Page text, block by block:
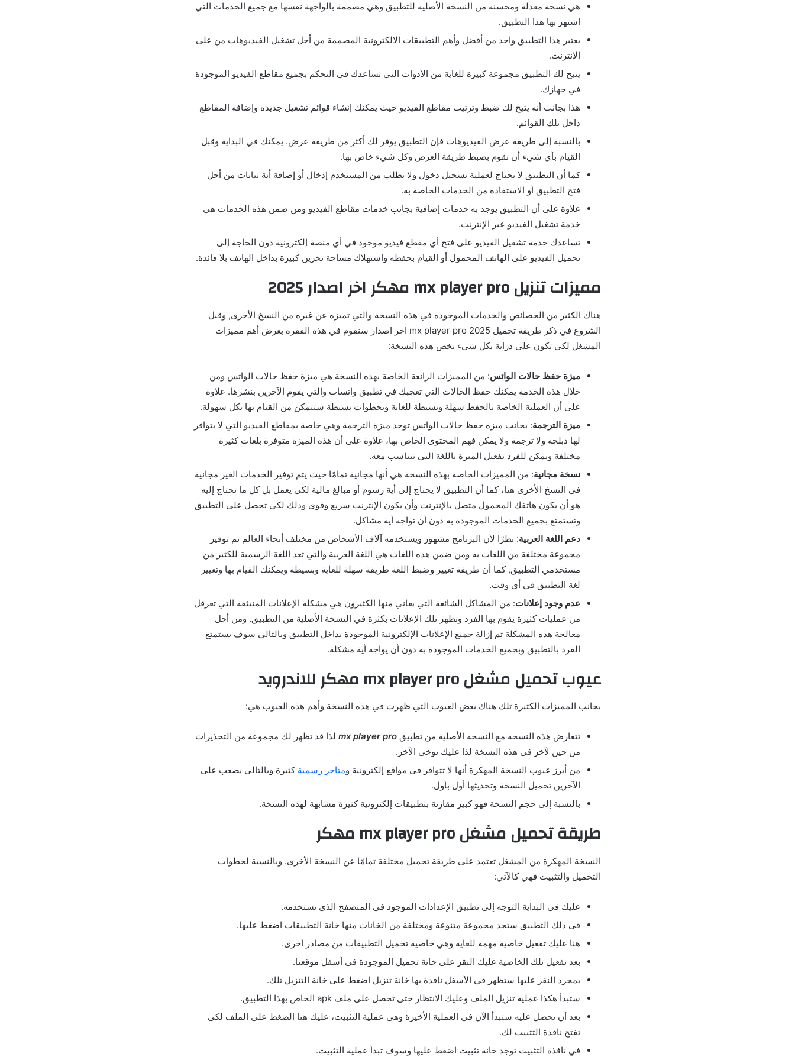
هي نسخة معدلة ومحسنة من النسخة الأصلية للتطبيق وهي مصممة بالواجهة نفسها مع جميع الخدمات التي
اشتهر بها هذا التطبيق.
يعتبر هذا التطبيق واحد من أفضل وأهم التطبيقات الالكترونية المصممة من أجل تشغيل الفيديوهات من على
الإنترنت.
يتيح لك التطبيق مجموعة كبيرة للغاية من الأدوات التي تساعدك في التحكم بجميع مقاطع الفيديو الموجودة
في جهازك.
هذا بجانب أنه يتيح لك ضبط وترتيب مقاطع الفيديو حيث يمكنك إنشاء قوائم تشغيل جديدة وإضافة المقاطع
داخل تلك القوائم.
بالنسبة إلى طريقة عرض الفيديوهات فإن التطبيق يوفر لك أكثر من طريقة عرض. يمكنك في البداية وقبل
القيام بأي شيء أن تقوم بضبط طريقة العرض وكل شيء خاص بها.
كما أن التطبيق لا يحتاج لعملية تسجيل دخول ولا يطلب من المستخدم إدخال أو إضافة أية بيانات من أجل
فتح التطبيق أو الاستفادة من الخدمات الخاصة به.
علاوة على أن التطبيق يوجد به خدمات إضافية بجانب خدمات مقاطع الفيديو ومن ضمن هذه الخدمات هي
خدمة تشغيل الفيديو عبر الإنترنت.
تساعدك خدمة تشغيل الفيديو على فتح أي مقطع فيديو موجود في أي منصة إلكترونية دون الحاجة إلى
تحميل الفيديو على الهاتف المحمول أو القيام بحفظه واستهلاك مساحة تخزين كبيرة بداخل الهاتف بلا فائدة.
مميزات تنزيلmx player pro مهكر اخر اصدار 2025
هناك الكثير من الخصائص والخدمات الموجودة في هذه النسخة والتي تميزه عن غيره من النسخ الأخرى, وقبل
الشروع في ذكر طريقة تحميل mx player pro 2025 اخر اصدار سنقوم في هذه الفقرة بعرض أهم مميزات
المشغل لكي تكون على دراية بكل شيء يخص هذه النسخة:
ميزة حفظ حالات الواتس: من المميزات الرائعة الخاصة بهذه النسخة هي ميزة حفظ حالات الواتس ومن
خلال هذه الخدمة يمكنك حفظ الحالات التي تعجبك في تطبيق واتساب والتي يقوم الآخرين بنشرها. علاوة
على أن العملية الخاصة بالحفظ سهلة وبسيطة للغاية وبخطوات بسيطة ستتمكن من القيام بها بكل سهولة.
ميزة الترجمة: بجانب ميزة حفظ حالات الواتس توجد ميزة الترجمة وهي خاصة بمقاطع الفيديو التي لا يتوافر
لها دبلجة ولا ترجمة ولا يمكن فهم المحتوى الخاص بها، علاوة على أن هذه الميزة متوفرة بلغات كثيرة
مختلفة ويمكن للفرد تفعيل الميزة باللغة التي تتناسب معه.
نسخة مجانية: من المميزات الخاصة بهذه النسخة هي أنها مجانية تمامًا حيث يتم توفير الخدمات الغير مجانية
في النسخ الأخرى هنا، كما أن التطبيق لا يحتاج إلى أية رسوم أو مبالغ مالية لكي يعمل بل كل ما تحتاج إليه
هو أن يكون هاتفك المحمول متصل بالإنترنت وأن يكون الإنترنت سريع وقوي وذلك لكي تحصل على التطبيق
وتستمتع بجميع الخدمات الموجودة به دون أن تواجه أية مشاكل.
دعم اللغة العربية: نظرًا لأن البرنامج مشهور ويستخدمه آلاف الأشخاص من مختلف أنحاء العالم تم توفير
مجموعة مختلفة من اللغات به ومن ضمن هذه اللغات هي اللغة العربية والتي تعد اللغة الرسمية للكثير من
مستخدمي التطبيق, كما أن طريقة تغيير وضبط اللغة طريقة سهلة للغاية وبسيطة ويمكنك القيام بها وتغيير
لغة التطبيق في أي وقت.
عدم وجود إعلانات: من المشاكل الشائعة التي يعاني منها الكثيرون هي مشكلة الإعلانات المنبثقة التي تعرقل
من عمليات كثيرة يقوم بها الفرد وتظهر تلك الإعلانات بكثرة في النسخة الأصلية من التطبيق. ومن أجل
معالجة هذه المشكلة تم إزالة جميع الإعلانات الإلكترونية الموجودة بداخل التطبيق وبالتالي سوف يستمتع
الفرد بالتطبيق وبجميع الخدمات الموجودة به دون أن يواجه أية مشكلة.
عيوب تحميل مشغل mx player pro مهكر للاندرويد
بجانب المميزات الكثيرة تلك هناك بعض العيوب التي ظهرت في هذه النسخة وأهم هذه العيوب هي:
تتعارض هذه النسخة مع النسخة الأصلية من تطبيق mx player pro لذا قد تظهر لك مجموعة من التحذيرات
من حين لآخر في هذه النسخة لذا عليك توخي الآخر.
من أبرز عيوب النسخة المهكرة أنها لا تتوافر في مواقع إلكترونية ومتاجر رسمية كثيرة وبالتالي يصعب على
الآخرين تحميل النسخة وتحديثها أول بأول.
بالنسبة إلى حجم النسخة فهو كبير مقارنة بتطبيقات إلكترونية كثيرة مشابهة لهذه النسخة.
طريقة تحميل مشغلmx player pro مهكر
النسخة المهكرة من المشغل تعتمد على طريقة تحميل مختلفة تمامًا عن النسخة الأخرى. وبالنسبة لخطوات
التحميل والتثبيت فهي كالآتي:
عليك في البداية التوجه إلى تطبيق الإعدادات الموجود في المتصفح الذي تستخدمه.
في ذلك التطبيق ستجد مجموعة متنوعة ومختلفة من الخانات منها خانة التطبيقات اضغط عليها.
هنا عليك تفعيل خاصية مهمة للغاية وهي خاصية تحميل التطبيقات من مصادر أخرى.
بعد تفعيل تلك الخاصية عليك النقر على خانة تحميل الموجودة في أسفل موقعنا.
بمجرد النقر عليها ستظهر في الأسفل نافذة بها خانة تنزيل اضغط على خانة التنزيل تلك.
ستبدأ هكذا عملية تنزيل الملف وعليك الانتظار حتى تحصل على ملف apk الخاص بهذا التطبيق.
بعد أن تحصل عليه ستبدأ الآن في العملية الأخيرة وهي عملية التثبيت، عليك هنا الضغط على الملف لكي
تفتح نافذة التثبيت لك.
في نافذة التثبيت توجد خانة تثبيت اضغط عليها وسوف تبدأ عملية التثبيت.